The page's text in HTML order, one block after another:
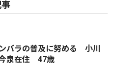
バラの普及に努める 小川
泉在住 47歳